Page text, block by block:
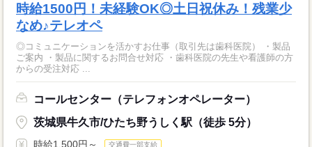
時給1500円！未経験OK◎土日祝休み！残業少
なめ♪テレオペ
◎コミュニケーションを活かすお仕事（取引先は歯科医院） ・製品
ご案内 ・製品に関するお問合せ対応 ・歯科医院の先生や看護師の方
からの受注対応 ...
コールセンター（テレフォンオペレーター）
茨城県牛久市/ひたち野うしく駅（徒歩 5分）
時給1,500円～ 交通費一部支給